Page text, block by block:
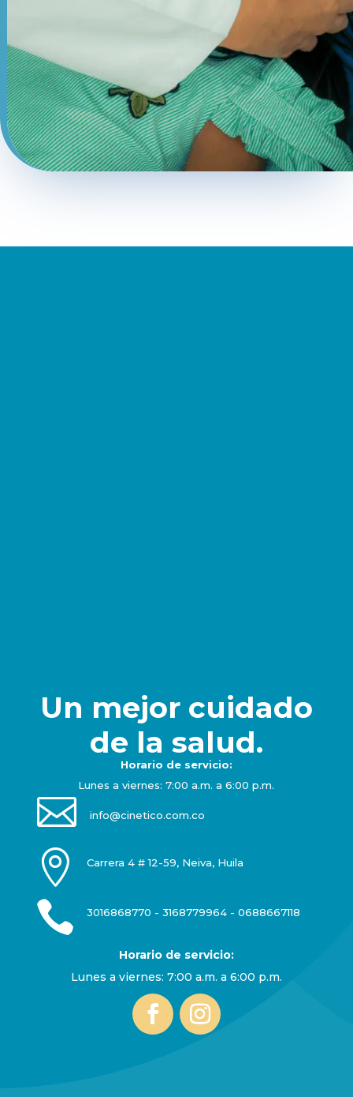
Un mejor cuidado
de la salud.
Horario de servicio:
Lunes a viernes: 7:00 a.m. a 6:00 p.m.
 info@cinetico.com.co
 Carrera 4 # 12-59, Neiva, Huila
 3016868770 - 3168779964 - 0688667118
Horario de servicio:
Lunes a viernes: 7:00 a.m. a 6:00 p.m.